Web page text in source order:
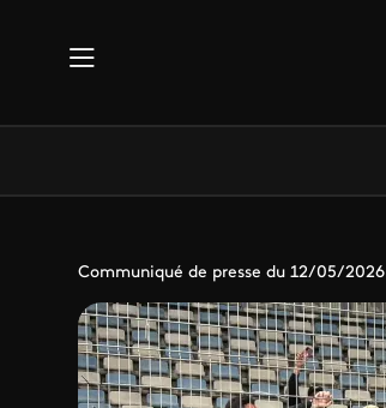
Communiqué de presse du 12/05/2026